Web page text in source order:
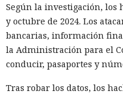
software de más de una
estadounidenses e
ciberseguridad, incluida
por cierto, se especializa
nube, y tiene oficinas en
Según la investigación, los
y octubre de 2024. Los
bancarias, información
la Administración para el
conducir, pasaportes y
Tras robar los datos, los